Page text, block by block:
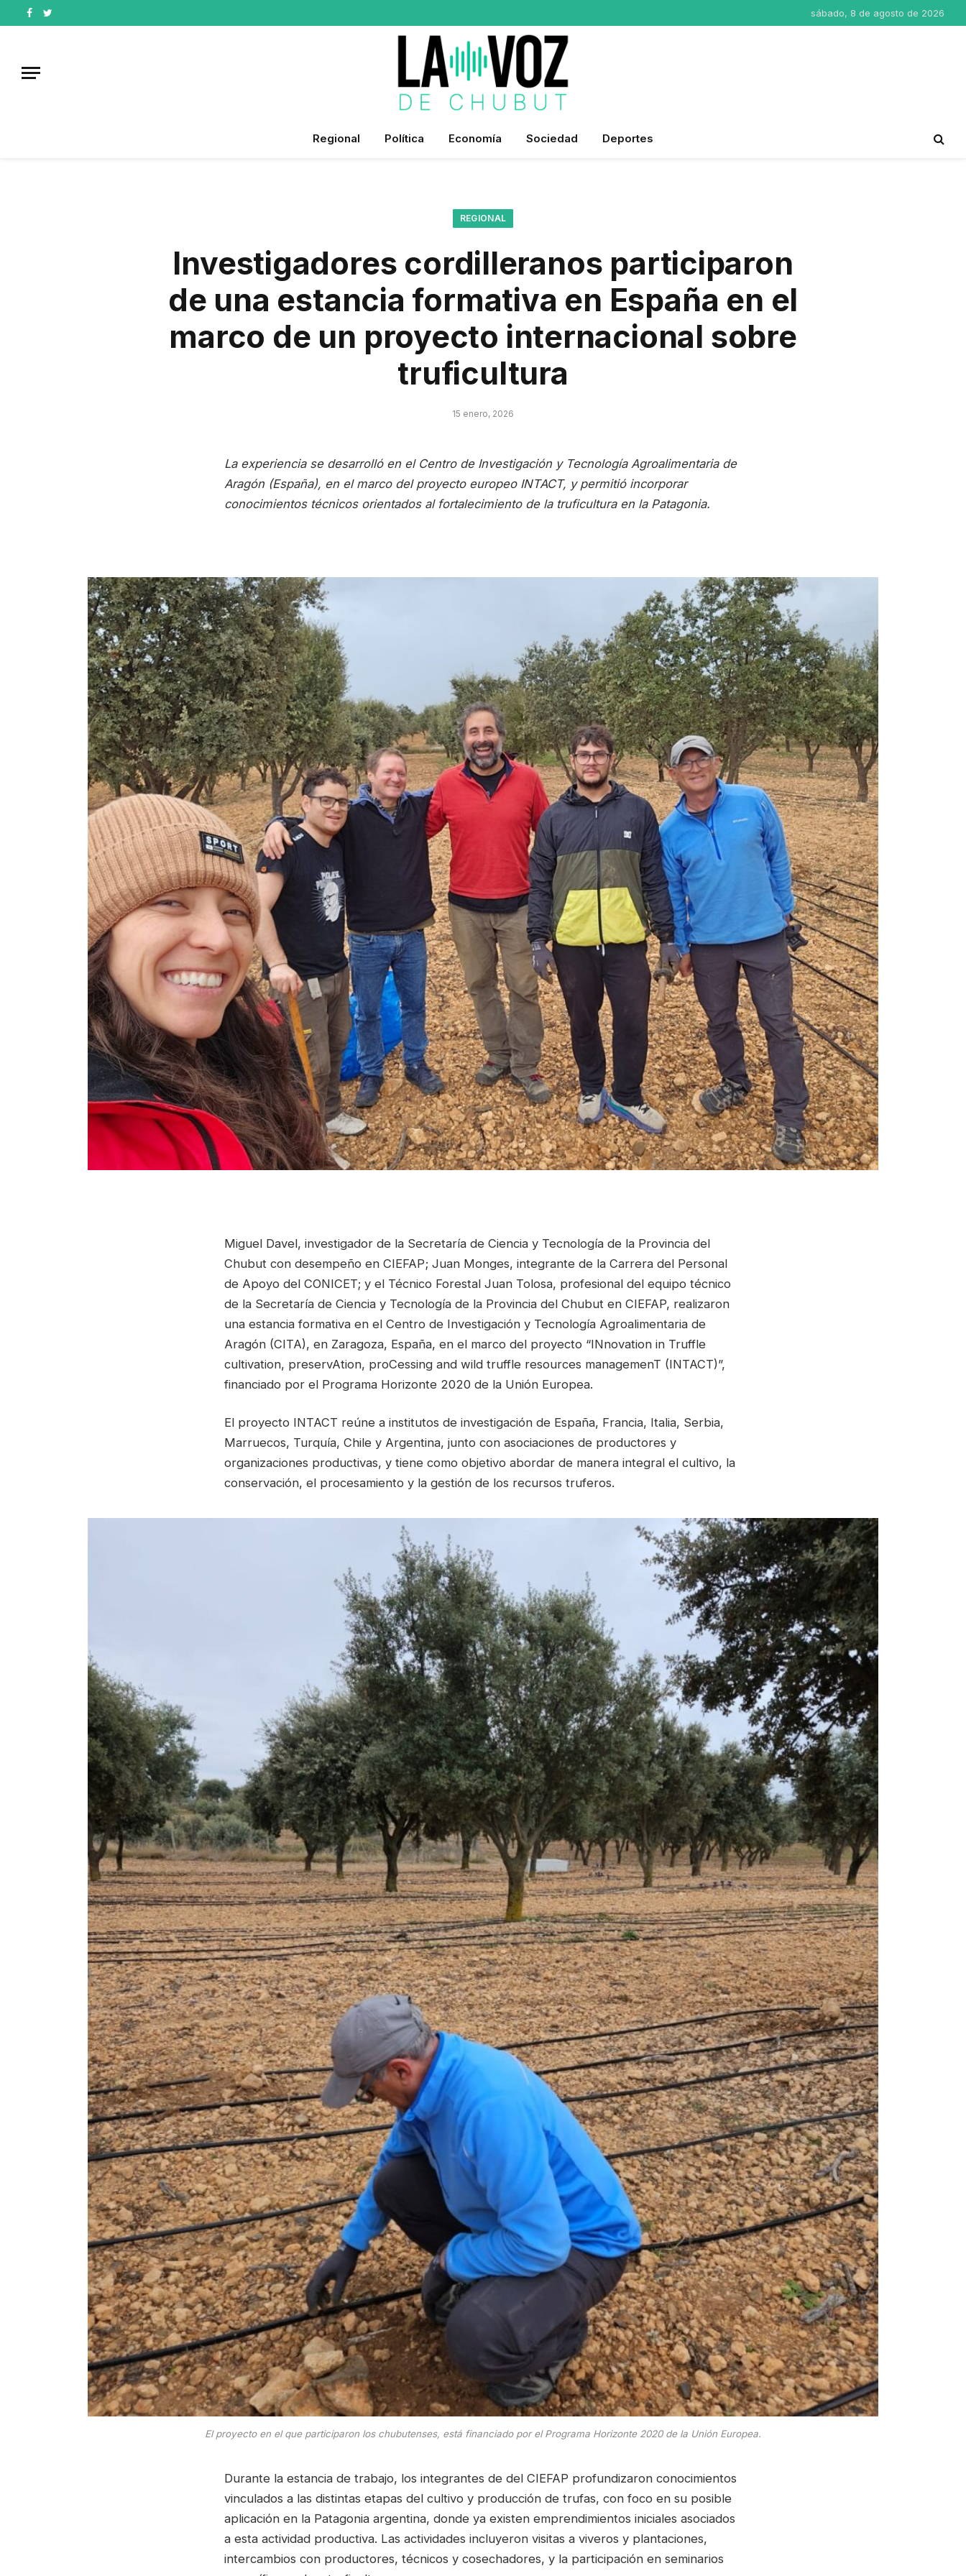
Facebook
Twitter
sábado, 8 de agosto de 2026
Regional Política Economía Sociedad Deportes
REGIONAL
Investigadores cordilleranos participaron
de una estancia formativa en España en el
marco de un proyecto internacional sobre
truficultura
15 enero, 2026
La experiencia se desarrolló en el Centro de Investigación y Tecnología Agroalimentaria de
Aragón (España), en el marco del proyecto europeo INTACT, y permitió incorporar
conocimientos técnicos orientados al fortalecimiento de la truficultura en la Patagonia.
Miguel Davel, investigador de la Secretaría de Ciencia y Tecnología de la Provincia del
Chubut con desempeño en CIEFAP; Juan Monges, integrante de la Carrera del Personal
de Apoyo del CONICET; y el Técnico Forestal Juan Tolosa, profesional del equipo técnico
de la Secretaría de Ciencia y Tecnología de la Provincia del Chubut en CIEFAP, realizaron
una estancia formativa en el Centro de Investigación y Tecnología Agroalimentaria de
Aragón (CITA), en Zaragoza, España, en el marco del proyecto “INnovation in Truffle
cultivation, preservAtion, proCessing and wild truffle resources managemenT (INTACT)”,
financiado por el Programa Horizonte 2020 de la Unión Europea.
El proyecto INTACT reúne a institutos de investigación de España, Francia, Italia, Serbia,
Marruecos, Turquía, Chile y Argentina, junto con asociaciones de productores y
organizaciones productivas, y tiene como objetivo abordar de manera integral el cultivo, la
conservación, el procesamiento y la gestión de los recursos truferos.
El proyecto en el que participaron los chubutenses, está financiado por el Programa Horizonte 2020 de la Unión Europea.
Durante la estancia de trabajo, los integrantes de del CIEFAP profundizaron conocimientos
vinculados a las distintas etapas del cultivo y producción de trufas, con foco en su posible
aplicación en la Patagonia argentina, donde ya existen emprendimientos iniciales asociados
a esta actividad productiva. Las actividades incluyeron visitas a viveros y plantaciones,
intercambios con productores, técnicos y cosechadores, y la participación en seminarios